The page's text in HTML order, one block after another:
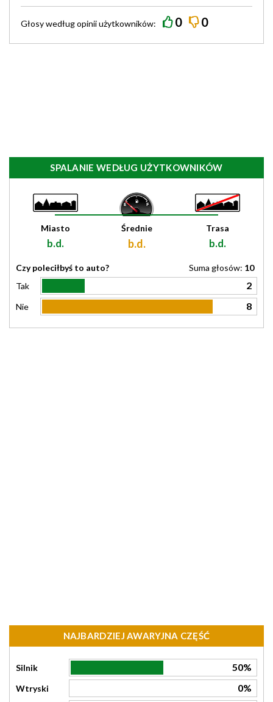
Głosy wedługopiniiużytkowników: 0 0
SPALANIE WEDŁUG UŻYTKOWNIKÓW
Miasto
b.d.
Średnie
b.d.
Trasa
b.d.
Czy poleciłbyś to auto? Suma głosów: 10
Tak
2
Nie 8
NAJBARDZIEJ AWARYJNA CZĘŚĆ
Silnik 50%
Wtryski 0%